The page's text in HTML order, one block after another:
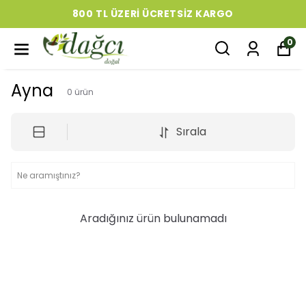
800 TL ÜZERI ÜCRETSIZ KARGO
0
Ayna 0 ürün
Sırala
Aradığınız ürün bulunamadı